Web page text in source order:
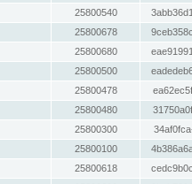
25800540
25800678
25800680
25800500
25800478
25800480
25800300
25800100
25800618